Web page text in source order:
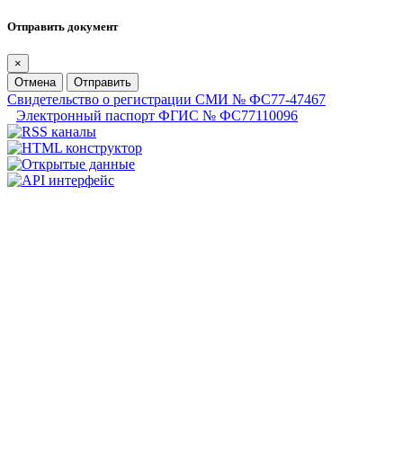
Отправить документ
×
Отмена
Отправить
Свидетельство о регистрации СМИ № ФС77-47467
Электронный паспорт ФГИС № ФС77110096